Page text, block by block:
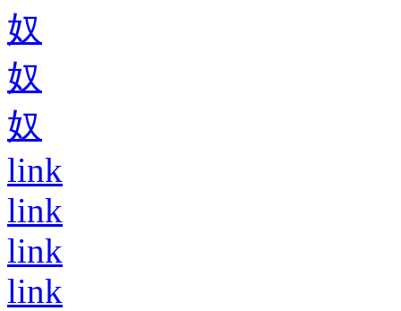
奴
奴
奴
link
link
link
link